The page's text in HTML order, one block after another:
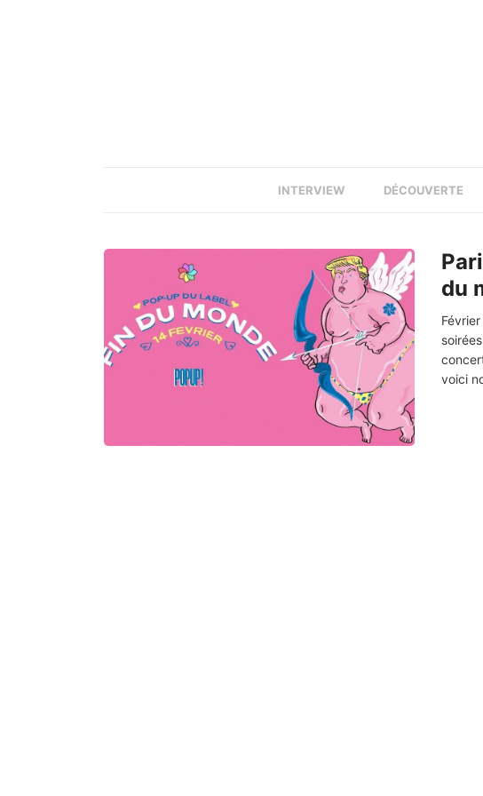
INTERVIEW DÉCOUVERTE
du
voici